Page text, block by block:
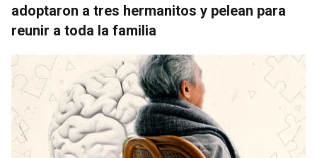
adoptaron a tres hermanitos y pelean para
reunir a toda la familia